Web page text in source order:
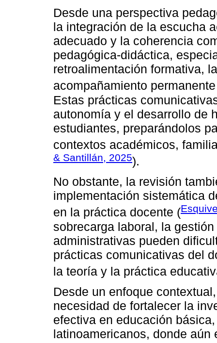
Desde una perspectiva
la integración de la escucha
adecuado y la coherencia
pedagógica-didáctica,
retroalimentación formativa,
acompañamiento
Estas prácticas
autonomía y el desarrollo de
estudiantes, preparándolos
contextos académicos,
& Santillán, 2025).
No obstante, la revisión
implementación sistemática
en la práctica docente (
sobrecarga laboral, la
administrativas pueden
prácticas comunicativas del
la teoría y la práctica
Desde un enfoque
necesidad de fortalecer la
efectiva en educación
latinoamericanos, donde